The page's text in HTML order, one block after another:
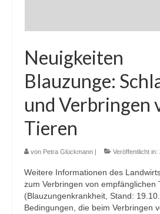
Neuigkeiten
Blauzunge:
und Verbringen
Tieren
von Petra Glückmann | Veröffentlicht in:
Weitere Informationen des
zum Verbringen von empfänglichen
(Blauzungenkrankheit, Stand:
Bedingungen, die beim Verbringen